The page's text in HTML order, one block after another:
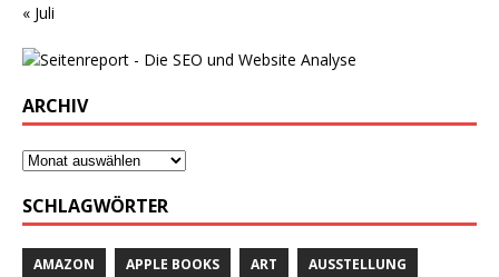
« Juli
ARCHIV
SCHLAGWÖRTER
AMAZON APPLE BOOKS ART AUSSTELLUNG